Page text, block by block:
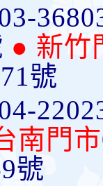
● 新竹
號
南門市
號